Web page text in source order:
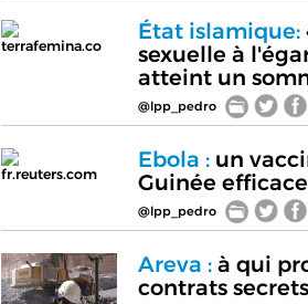
terrafemina.co
État islamique:
sexuelle à
atteint un
@lpp_pedro
fr.reuters.com
Ebola :un
Guinée
@lpp_pedro
Areva :à qui
contrats